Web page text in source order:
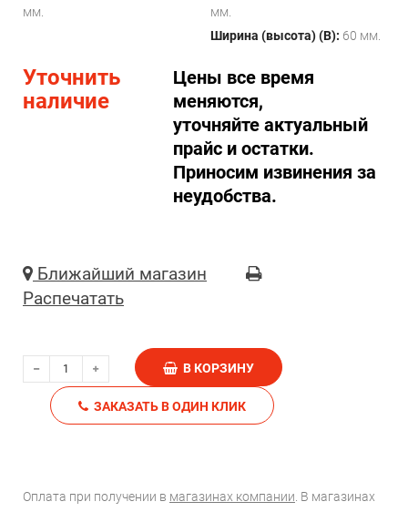
мм.
мм.
Ширина (высота) (B): 60 мм.
Уточнить
наличие
Цены все время
меняются,
уточняйте актуальный
прайс и остатки.
Приносим извинения за
неудобства.
Ближайший магазин
Распечатать
В КОРЗИНУ
ЗАКАЗАТЬ В ОДИН КЛИК
Оплата при получении в магазинах компании . В магазинах